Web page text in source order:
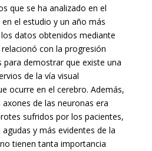
que se ha analizado en el
el estudio y un año más
datos obtenidos mediante
con la progresión
para demostrar que existe una
de la vía visual
ocurre en el cerebro. Además,
de las neuronas era
sufridos por los pacientes,
y más evidentes de la
tienen tanta importancia